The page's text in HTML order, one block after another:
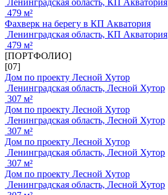
Ленинградская область, КП Акватория
479 м²
Фахверк на берегу в КП Акватория
Ленинградская область, КП Акватория
479 м²
[ПОРТФОЛИО]
[07]
Дом по проекту Лесной Хутор
Ленинградская область, Лесной Хутор
307 м²
Дом по проекту Лесной Хутор
Ленинградская область, Лесной Хутор
307 м²
Дом по проекту Лесной Хутор
Ленинградская область, Лесной Хутор
307 м²
Дом по проекту Лесной Хутор
Ленинградская область, Лесной Хутор